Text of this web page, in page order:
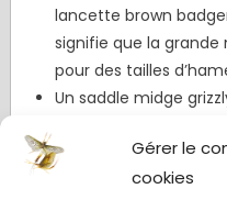
Gérer le
cookies
lancette brown
signifie que la
pour des tailles
Un saddle midge
Un autre saddle
de patterns et